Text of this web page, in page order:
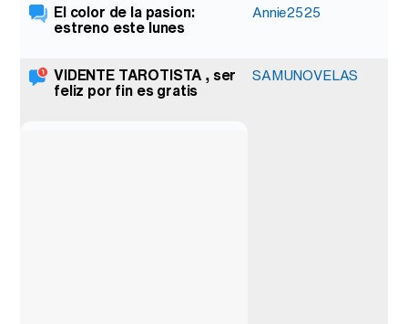
El color de la pasion:
estreno este lunes
Annie2525
VIDENTE TAROTISTA , ser
feliz por fin es gratis
SAMUNOVELAS